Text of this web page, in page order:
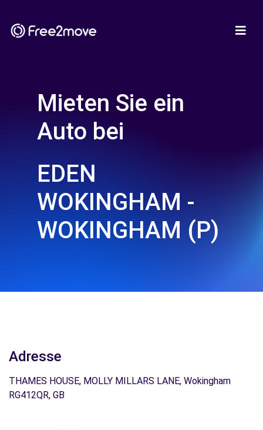
Mieten Sie ein
Auto bei
EDEN
WOKINGHAM -
WOKINGHAM (P)
Adresse
THAMES HOUSE, MOLLY MILLARS LANE, Wokingham
RG412QR, GB